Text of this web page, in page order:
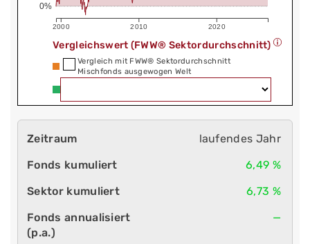
2000 2010 2020
0%
Vergleichswert (FWW® Sektordurchschnitt)
Vergleich mit FWW® Sektordurchschnitt
Mischfonds ausgewogen Welt
laufendes Jahr
6,49 %
6,73 %
—